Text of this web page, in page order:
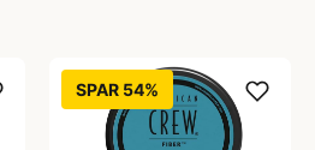
SPAR 54%